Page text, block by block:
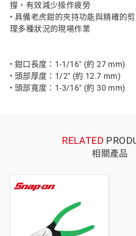
撐，有效減少操作疲勞
• 具備老虎鉗的夾持功能與精確的
理多種狀況的現場作業
• 鉗口長度：1-1/16" (約 27 mm)
• 頭部厚度：1/2" (約 12.7 mm)
• 頭部寬度：1-3/16" (約 30 mm)
RELATED
相關產品